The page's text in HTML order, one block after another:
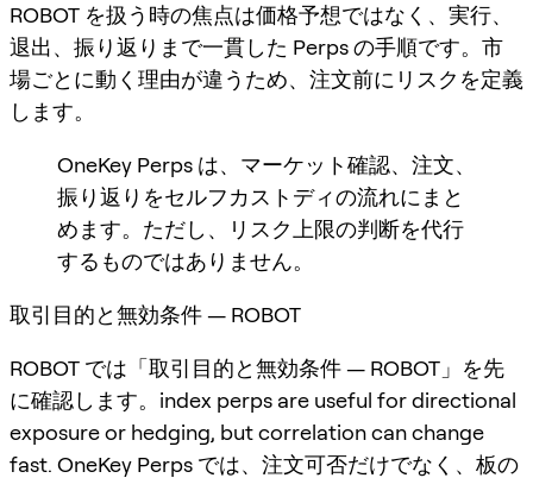
ROBOT を扱う時の焦点は価格予想ではなく、実行、
退出、振り返りまで一貫した Perps の手順です。市
場ごとに動く理由が違うため、注文前にリスクを定義
します。
OneKey Perps は、マーケット確認、注文、
振り返りをセルフカストディの流れにまと
めます。ただし、リスク上限の判断を代行
するものではありません。
取引目的と無効条件 — ROBOT
ROBOT では「取引目的と無効条件 — ROBOT」を先
に確認します。index perps are useful for directional
exposure or hedging, but correlation can change
fast. OneKey Perps では、注文可否だけでなく、板の